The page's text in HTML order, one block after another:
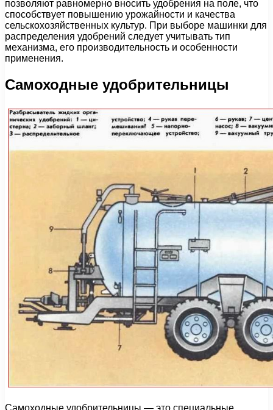
позволяют равномерно вносить удобрения на поле, что
способствует повышению урожайности и качества
сельскохозяйственных культур. При выборе машинки для
распределения удобрений следует учитывать тип
механизма, его производительность и особенности
применения.
Самоходные удобрительницы
Самоходные удобрительницы — это специальные